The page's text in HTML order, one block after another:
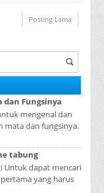
Posting Lama
dan Fungsinya
mengenal dan
mata dan fungsinya.
tabung
Untuk dapat mencari
yang harus